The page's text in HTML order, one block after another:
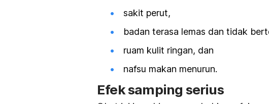
sakit perut,
badan terasa lemas dan tidak
ruam kulit ringan, dan
nafsu makan menurun.
Efek samping serius